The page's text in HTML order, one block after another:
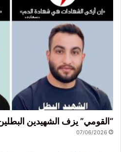
“القومي” يزف الشهيدين
07/06/2026